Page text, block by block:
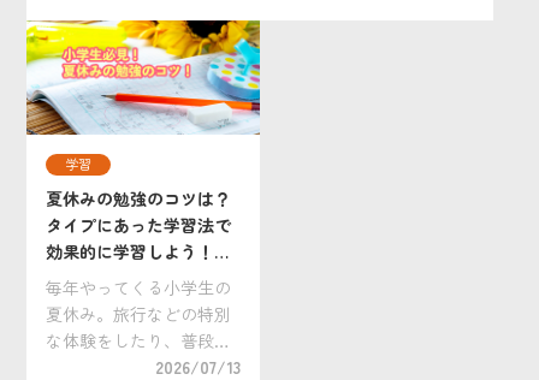
か。 「小学生の自由研究
は何をすればいいの？」
「どうすれば上手にまと
められるの？」 「自分だ
学習
夏休みの勉強のコツは？
タイプにあった学習法で
効果的に学習しよう！小
学生向けおすすめ教材
も。
毎年やってくる小学生の
夏休み。旅行などの特別
な体験をしたり、普段は
できない過ごし方をした
2026/07/13